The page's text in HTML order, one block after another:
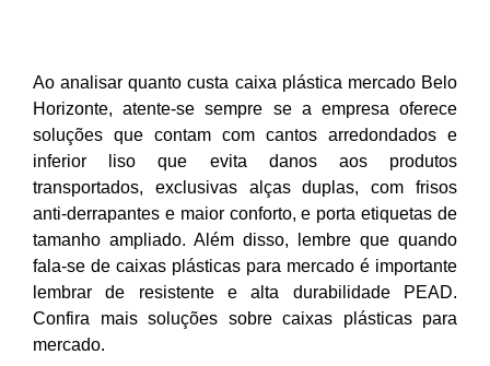
Ao analisar quanto custa caixa plástica mercado Belo
Horizonte, atente-se sempre se a empresa oferece
soluções que contam com cantos arredondados e
inferior liso que evita danos aos produtos
transportados, exclusivas alças duplas, com frisos
anti-derrapantes e maior conforto, e porta etiquetas de
tamanho ampliado. Além disso, lembre que quando
fala-se de caixas plásticas para mercado é importante
lembrar de resistente e alta durabilidade PEAD.
Confira mais soluções sobre caixas plásticas para
mercado.